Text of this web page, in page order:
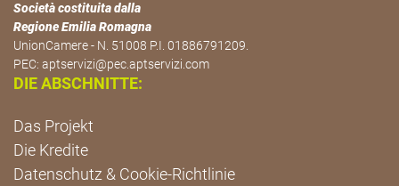
Società costituita dalla
Regione Emilia Romagna
UnionCamere - N. 51008 P.I. 01886791209.
PEC: aptservizi@pec.aptservizi.com
DIE ABSCHNITTE:
Das Projekt
Die Kredite
Datenschutz & Cookie-Richtlinie